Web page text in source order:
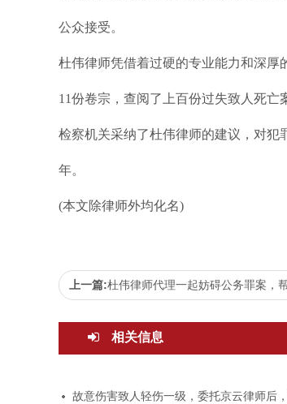
公众接受。
杜伟律师凭借着过硬的专业能力和深厚
11份卷宗，查阅了上百份过失致人死亡
检察机关采纳了杜伟律师的建议，对犯
年。
(本文除律师外均化名)
上一篇:杜伟律师代理一起妨碍公务罪案，
相关信息
故意伤害致人轻伤一级，委托京云律师后